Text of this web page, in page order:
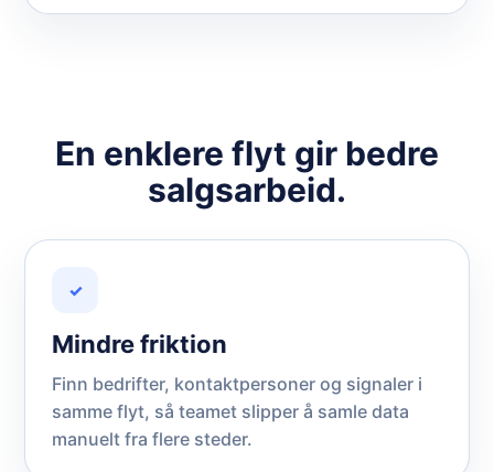
En enklere flyt gir bedre
salgsarbeid.
✓
Mindre friktion
Finn bedrifter, kontaktpersoner og signaler i
samme flyt, så teamet slipper å samle data
manuelt fra flere steder.